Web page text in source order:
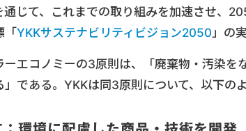
通じて、これまでの取り組みを加速させ、
YKKサステナビリティビジョン2050」の
ーエコノミーの3原則は、「廃棄物・汚染を
である。YKKは同3原則について、以下の